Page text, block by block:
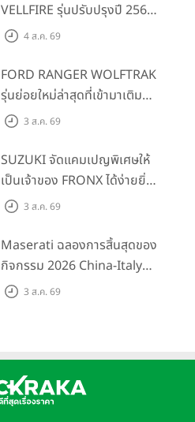
VELLFIRE รุ่นปรับปรุงปี 2569
พร้อมรุ่นย่อยใหม่ HEV
4 ส.ค. 69
FORD RANGER WOLFTRAK
รุ่นย่อยใหม่ล่าสุดที่เข้ามาเติม
เต็มไลน์อัป พร้อมตอบโจทย์ทุก
พร้อมลุย ด้วยราคาพิเศษเริ่ม
ต้นที่ 9.49 แสนบาท
3 ส.ค. 69
SUZUKI จัดแคมเปญพิเศษให้
เป็นเจ้าของ FRONX ได้ง่ายยิ่ง
ขึ้นสำหรับรุ่น GL ราคาพิเศษ
200 คัน พร้อมข้อเสนอสุดคุ้ม
3 ส.ค. 69
Maserati ฉลองการสิ้นสุดของ
กิจกรรม 2026 China-Italy
Grand Tour ณ สำนักงาน
3 ส.ค. 69